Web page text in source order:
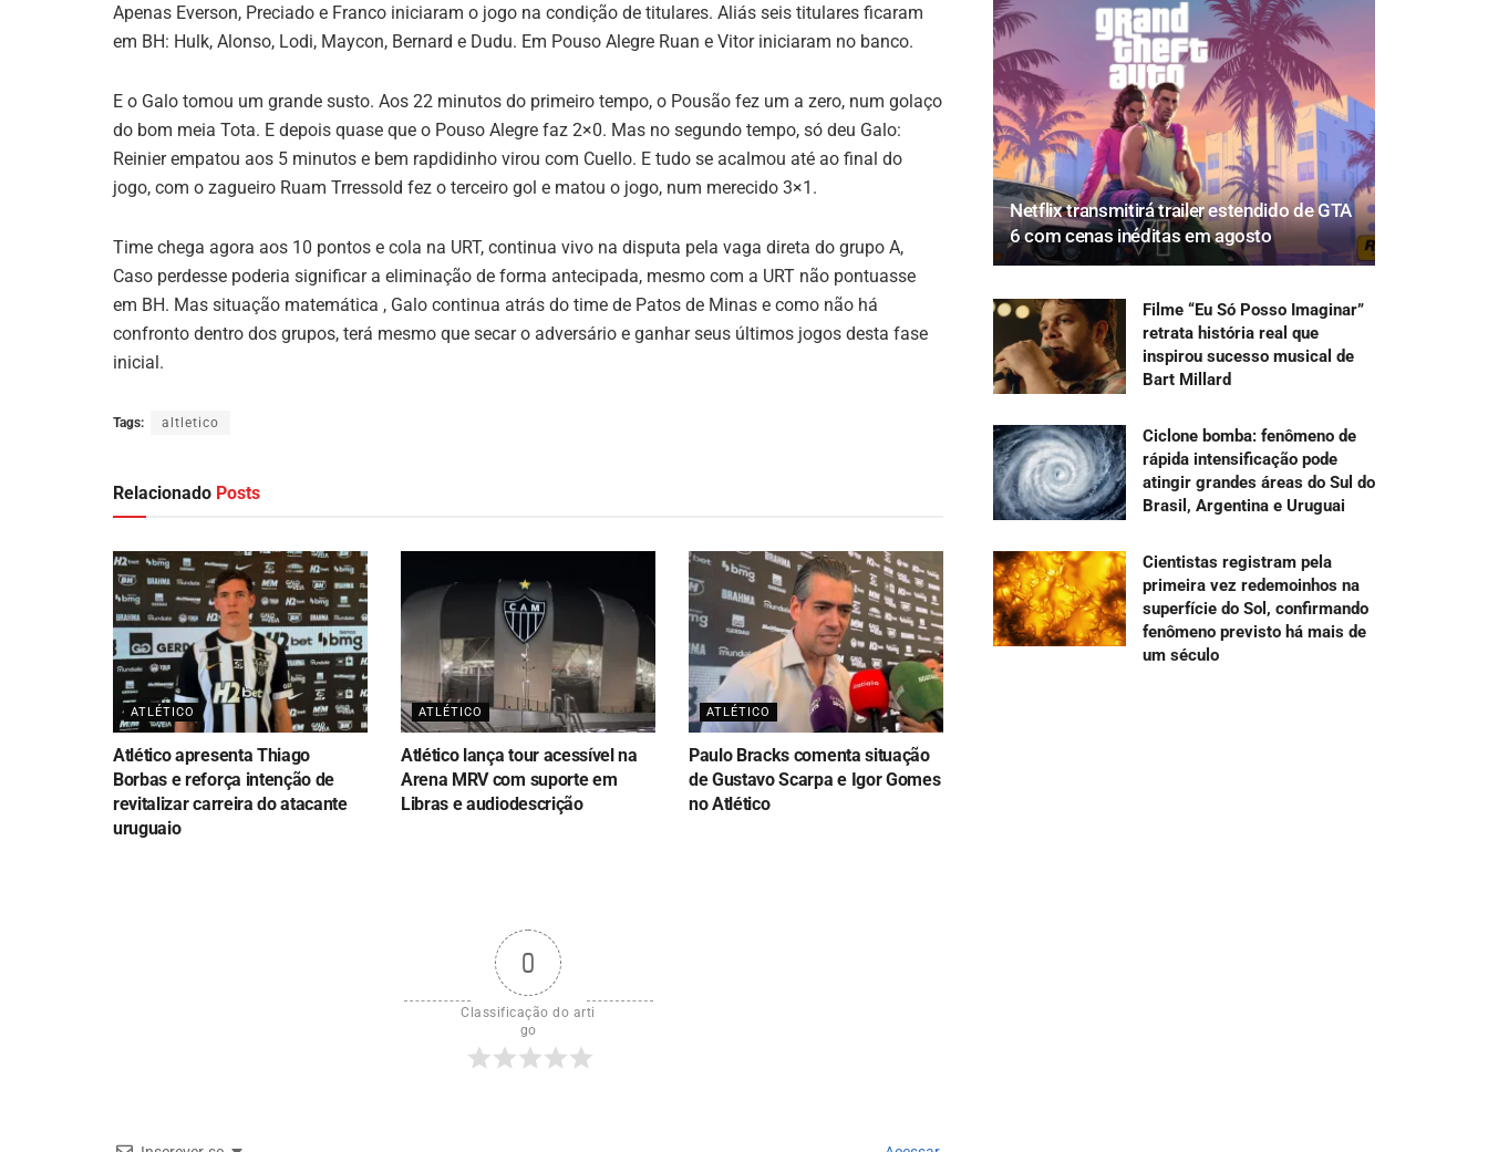
Apenas Everson, Preciado e Franco iniciaram o jogo na condição de titulares. Aliás seis titulares ficaram
em BH: Hulk, Alonso, Lodi, Maycon, Bernard e Dudu. Em Pouso Alegre Ruan e Vitor iniciaram no banco.
E o Galo tomou um grande susto. Aos 22 minutos do primeiro tempo, o Pousão fez um a zero, num golaço
do bom meia Tota. E depois quase que o Pouso Alegre faz 2×0. Mas no segundo tempo, só deu Galo:
Reinier empatou aos 5 minutos e bem rapdidinho virou com Cuello. E tudo se acalmou até ao final do
jogo, com o zagueiro Ruam Trressold fez o terceiro gol e matou o jogo, num merecido 3×1.
Time chega agora aos 10 pontos e cola na URT, continua vivo na disputa pela vaga direta do grupo A,
Caso perdesse poderia significar a eliminação de forma antecipada, mesmo com a URT não pontuasse
em BH. Mas situação matemática , Galo continua atrás do time de Patos de Minas e como não há
confronto dentro dos grupos, terá mesmo que secar o adversário e ganhar seus últimos jogos desta fase
inicial.
Tags: altletico
Relacionado Posts
ATLÉTICO
Atlético apresenta Thiago
Borbas e reforça intenção de
revitalizar carreira do atacante
uruguaio
ATLÉTICO
Atlético lança tour acessível na
Arena MRV com suporte em
Libras e audiodescrição
ATLÉTICO
Paulo Bracks comenta situação
de Gustavo Scarpa e Igor Gomes
no Atlético
0
Classificação do arti
go
Netflix transmitirá trailer estendido de GTA
6 com cenas inéditas em agosto
Filme “Eu Só Posso Imaginar”
retrata história real que
inspirou sucesso musical de
Bart Millard
Ciclone bomba: fenômeno de
rápida intensificação pode
atingir grandes áreas do Sul do
Brasil, Argentina e Uruguai
Cientistas registram pela
primeira vez redemoinhos na
superfície do Sol, confirmando
fenômeno previsto há mais de
um século